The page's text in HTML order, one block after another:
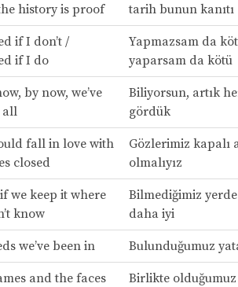
history is proof
tarih bunun kanıtı
if I don’t /
if I do
Yapmazsam da
yaparsam da kötü
by now, we’ve
all
Biliyorsun, artık
gördük
fall in love with
closed
Gözlerimiz kapalı
olmalıyız
we keep it where
know
Bilmediğimiz
daha iyi
we’ve been in Bulunduğumuz
and the faces
Birlikte